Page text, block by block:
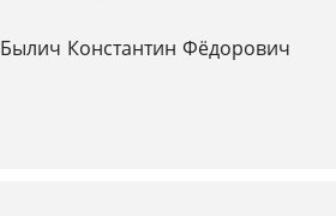
Былич Константин Фёдорович